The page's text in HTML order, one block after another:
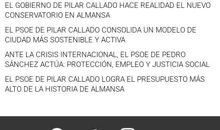
EL GOBIERNO DE PILAR CALLADO HACE REALIDAD EL NUEVO
CONSERVATORIO EN ALMANSA
EL PSOE DE PILAR CALLADO CONSOLIDA UN MODELO DE
CIUDAD MÁS SOSTENIBLE Y ACTIVA
ANTE LA CRISIS INTERNACIONAL, EL PSOE DE PEDRO
SÁNCHEZ ACTÚA: PROTECCIÓN, EMPLEO Y JUSTICIA SOCIAL
EL PSOE DE PILAR CALLADO LOGRA EL PRESUPUESTO MÁS
ALTO DE LA HISTORIA DE ALMANSA